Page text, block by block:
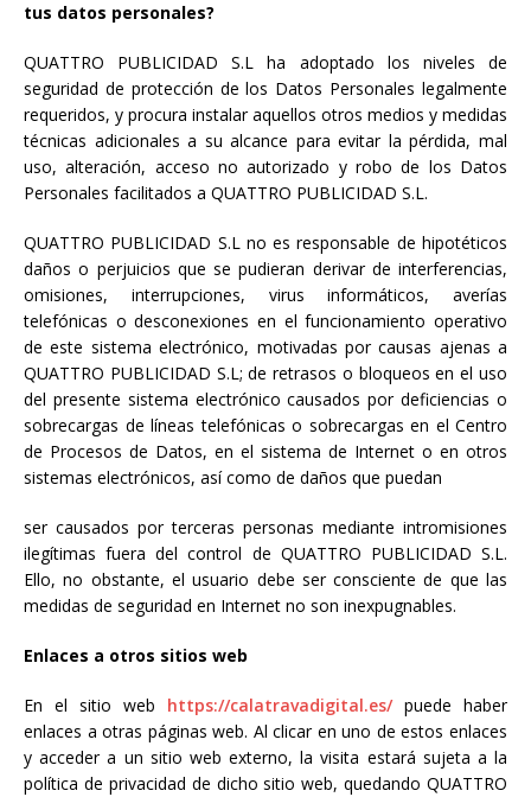
tus datos personales?
QUATTRO PUBLICIDAD S.L ha adoptado los niveles de
seguridad de protección de los Datos Personales legalmente
requeridos, y procura instalar aquellos otros medios y medidas
técnicas adicionales a su alcance para evitar la pérdida, mal
uso, alteración, acceso no autorizado y robo de los Datos
Personales facilitados a QUATTRO PUBLICIDAD S.L.
QUATTRO PUBLICIDAD S.L no es responsable de hipotéticos
daños o perjuicios que se pudieran derivar de interferencias,
omisiones, interrupciones, virus informáticos, averías
telefónicas o desconexiones en el funcionamiento operativo
de este sistema electrónico, motivadas por causas ajenas a
QUATTRO PUBLICIDAD S.L; de retrasos o bloqueos en el uso
del presente sistema electrónico causados por deficiencias o
sobrecargas de líneas telefónicas o sobrecargas en el Centro
de Procesos de Datos, en el sistema de Internet o en otros
sistemas electrónicos, así como de daños que puedan
ser causados por terceras personas mediante intromisiones
ilegítimas fuera del control de QUATTRO PUBLICIDAD S.L.
Ello, no obstante, el usuario debe ser consciente de que las
medidas de seguridad en Internet no son inexpugnables.
Enlaces a otros sitios web
En el sitio web https://calatravadigital.es/puede haber
enlaces a otras páginas web. Al clicar en uno de estos enlaces
y acceder a un sitio web externo, la visita estará sujeta a la
política de privacidad de dicho sitio web, quedando QUATTRO